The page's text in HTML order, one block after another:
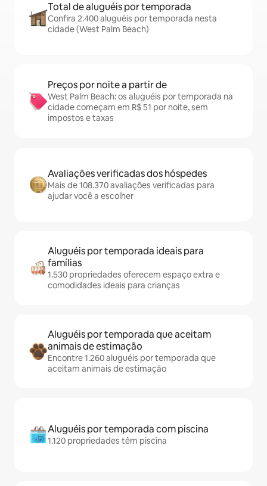
Total de aluguéis por temporada
Confira 2.400 aluguéis por temporada nesta
cidade (West Palm Beach)
Preços por noite a partir de
West Palm Beach: os aluguéis por temporada na
cidade começam em R$ 51 por noite, sem
impostos e taxas
Avaliações verificadas dos hóspedes
Mais de 108.370 avaliações verificadas para
ajudar você a escolher
Aluguéis por temporada ideais para
famílias
1.530 propriedades oferecem espaço extra e
comodidades ideais para crianças
Aluguéis por temporada que aceitam
animais de estimação
Encontre 1.260 aluguéis por temporada que
aceitam animais de estimação
Aluguéis por temporada com piscina
1.120 propriedades têm piscina